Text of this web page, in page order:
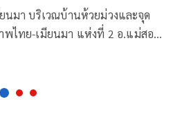
มา บริเวณบ้านห้วยม่วงและจุด
ไทย-เมียนมา แห่งที่ 2 อ.แม่สอด